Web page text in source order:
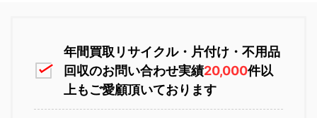
年間買取リサイクル・片付け・不用品
回収のお問い合わせ実績20,000件以
上もご愛顧頂いております